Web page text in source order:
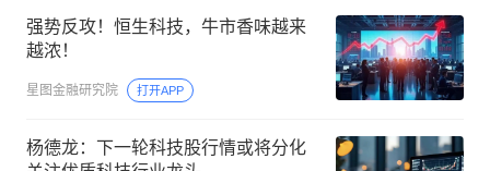
强势反攻！恒生科技，牛市香味越来
越浓！
星图金融研究院 打开APP
杨德龙：下一轮科技股行情或将分化